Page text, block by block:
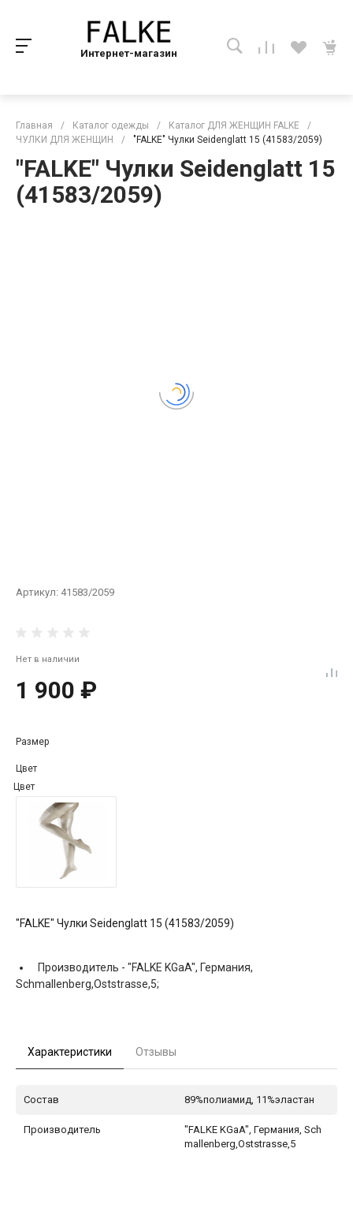
Интернет-магазин
Главная / Каталог одежды / Каталог ДЛЯ ЖЕНЩИН FALKE
/
ЧУЛКИ ДЛЯ ЖЕНЩИН
/ "FALKE" Чулки Seidenglatt 15 (41583/2059)
"FALKE" Чулки Seidenglatt 15
(41583/2059)
Артикул: 41583/2059
Нет в наличии
1 900 ₽
Размер
Цвет
Цвет
"FALKE" Чулки Seidenglatt 15 (41583/2059)
Производитель - "FALKE KGaA", Германия,
Schmallenberg,Oststrasse,5;
Характеристики Отзывы
Состав 89%полиамид, 11%эластан
Производитель
"FALKE KGaA", Германия, Sch
mallenberg,Oststrasse,5